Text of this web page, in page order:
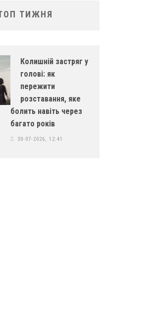
ТИЖНЯ
Колишній застряг у
голові: як
пережити
розставання, яке
болить навіть через
багато років
30-07-2026, 12:41